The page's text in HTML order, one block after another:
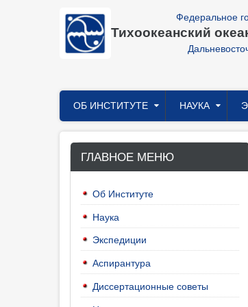
Федеральное
Тихоокеанский
Главное
меню
ОБ ИНСТИТУТЕ НАУКА
ГЛАВНОЕ МЕНЮ
Об Институте
Наука
Экспедиции
Аспирантура
Диссертационные советы